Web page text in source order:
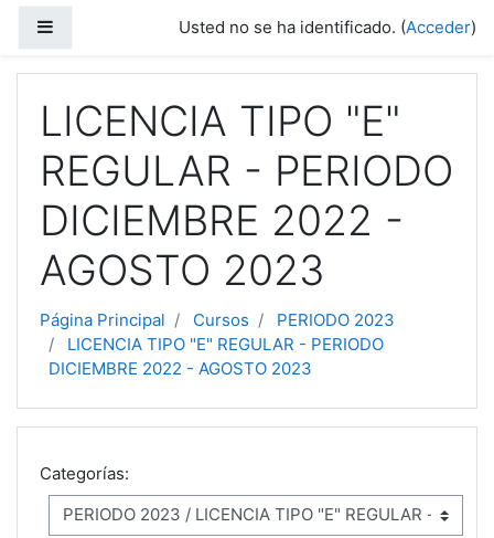
Usted no se ha identificado. (Acceder)
LICENCIA TIPO "E"
REGULAR - PERIODO
DICIEMBRE 2022 -
AGOSTO 2023
Página Principal Cursos
PERIODO 2023
LICENCIA TIPO "E" REGULAR - PERIODO
DICIEMBRE 2022 - AGOSTO 2023
Categorías: